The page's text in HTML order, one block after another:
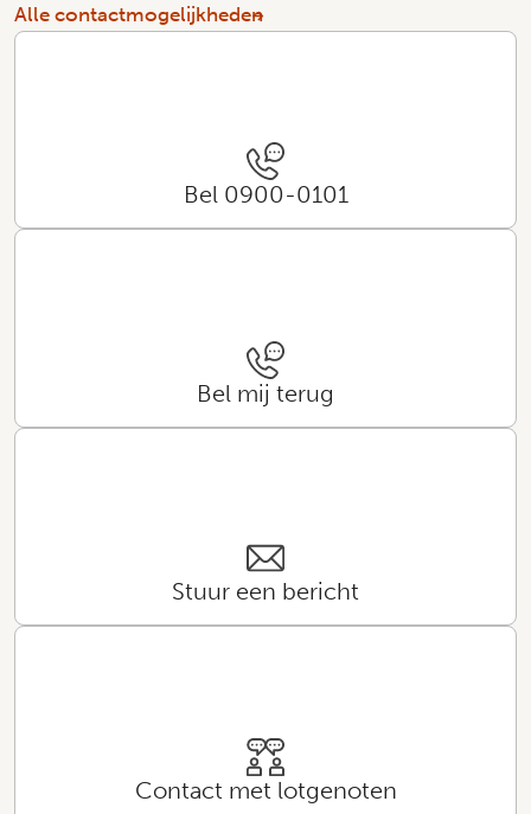
Alle contactmogelijkheden
Bel 0900-0101
Bel mij terug
Stuur een bericht
Contact met lotgenoten